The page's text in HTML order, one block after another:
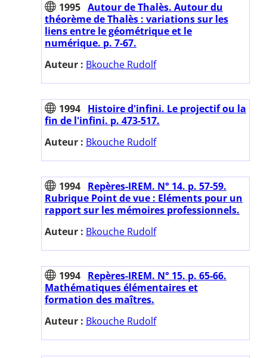
1995 Autour de Thalès. Autour du
théorème de Thalès : variations sur les
liens entre le géométrique et le
numérique. p. 7-67.
Auteur : Bkouche Rudolf
1994 Histoire d'infini. Le projectif ou la
fin de l'infini. p. 473-517.
Auteur : Bkouche Rudolf
1994 Repères-IREM. N° 14. p. 57-59.
Rubrique Point de vue : Eléments pour un
rapport sur les mémoires professionnels.
Auteur : Bkouche Rudolf
1994 Repères-IREM. N° 15. p. 65-66.
Mathématiques élémentaires et
formation des maîtres.
Auteur : Bkouche Rudolf